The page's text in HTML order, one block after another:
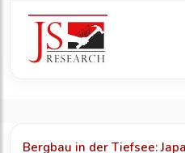
Bergbau in der Tiefsee: